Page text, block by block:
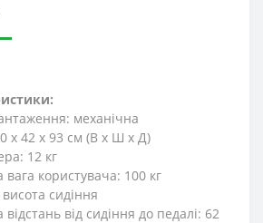
механічна
х 42 х 93 см (В х Ш х Д)
12 кг
користувача: 100 кг
сидіння
від сидіння до педалі: 62